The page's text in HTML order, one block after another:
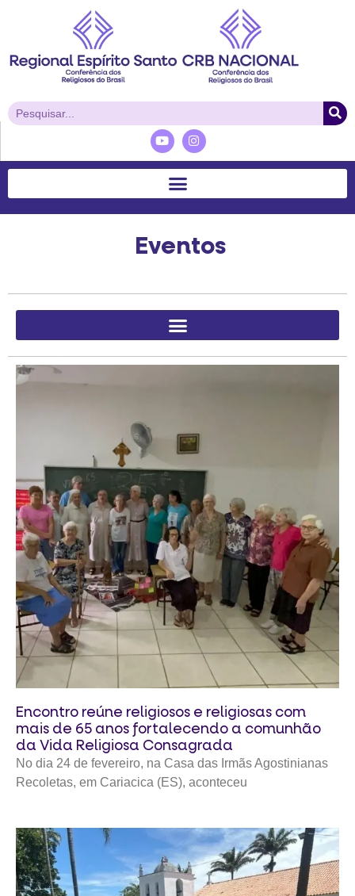
Eventos
Encontro reúne religiosos e religiosas com
mais de 65 anos fortalecendo a comunhão
da Vida Religiosa Consagrada
No dia 24 de fevereiro, na Casa das Irmãs Agostinianas
Recoletas, em Cariacica (ES), aconteceu